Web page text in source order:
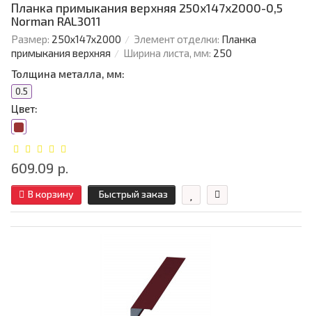
Планка примыкания верхняя 250х147х2000-0,5
Norman RAL3011
Размер: 250х147х2000 Элемент отделки: Планка
примыкания верхняя
Ширина листа, мм: 250
Толщина металла, мм:
0.5
Цвет:
609.09 р.
В корзину Быстрый заказ